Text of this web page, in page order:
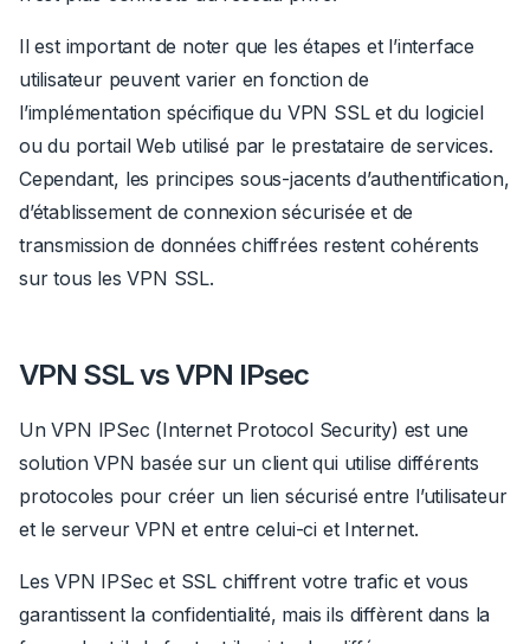
Il est important de noter que les étapes et l’interface
utilisateur peuvent varier en fonction de
l’implémentation spécifique du VPN SSL et du logiciel
ou du portail Web utilisé par le prestataire de services.
Cependant, les principes sous-jacents d’authentification,
d’établissement de connexion sécurisée et de
transmission de données chiffrées restent cohérents
sur tous les VPN SSL.
VPN SSL vs VPN IPsec
Un VPN IPSec (Internet Protocol Security) est une
solution VPN basée sur un client qui utilise différents
protocoles pour créer un lien sécurisé entre l’utilisateur
et le serveur VPN et entre celui-ci et Internet.
Les VPN IPSec et SSL chiffrent votre trafic et vous
garantissent la confidentialité, mais ils diffèrent dans la